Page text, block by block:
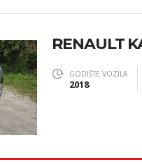
RENAULT
GODIŠTE VOZILA
2018